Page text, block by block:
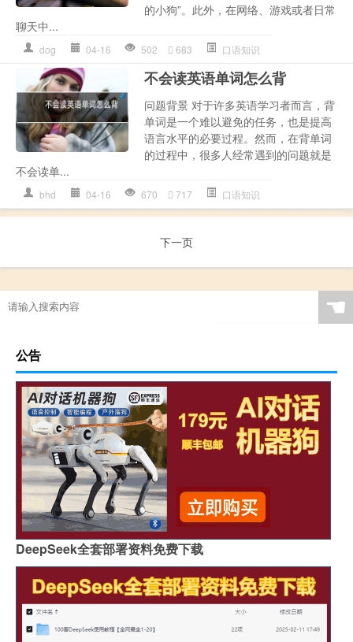
的小狗”。此外，在网络、游戏或者日常
聊天中...
dog 04-16 502 683 口语知识
不会读英语单词怎么背
问题背景 对于许多英语学习者而言，背
单词是一个难以避免的任务，也是提高
语言水平的必要过程。然而，在背单词
的过程中，很多人经常遇到的问题就是
不会读单...
bhd 04-16 670 717 口语知识
下一页
☚
公告
DeepSeek全套部署资料免费下载